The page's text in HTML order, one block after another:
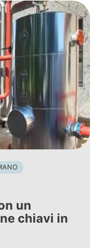
un
chiavi in